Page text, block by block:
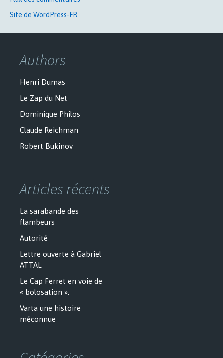
Site de WordPress-FR
Authors
Henri Dumas
Le Zap du Net
Dominique Philos
Claude Reichman
Robert Bukinov
Articles récents
La sarabande des
flambeurs
Autorité
Lettre ouverte à Gabriel
ATTAL
Le Cap Ferret en voie de
« bolosation ».
Varta une histoire
méconnue